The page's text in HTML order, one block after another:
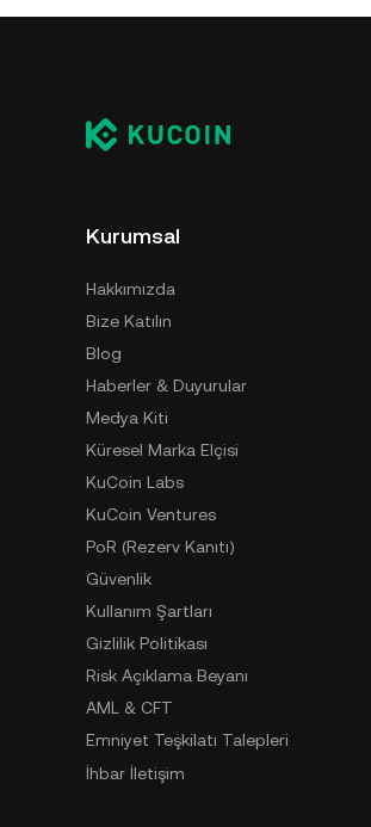
Kurumsal
Hakkımızda
Bize Katılın
Blog
Haberler & Duyurular
Medya Kiti
Küresel Marka Elçisi
KuCoin Labs
KuCoin Ventures
PoR (Rezerv Kanıtı)
Güvenlik
Kullanım Şartları
Gizlilik Politikası
Risk Açıklama Beyanı
AML & CFT
Emniyet Teşkilatı Talepleri
İhbar İletişim